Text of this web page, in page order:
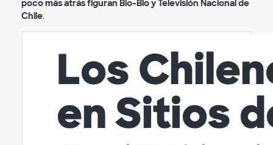
poco más atrás figuran Bio-Bio y Televisión Nacional de
Chile.